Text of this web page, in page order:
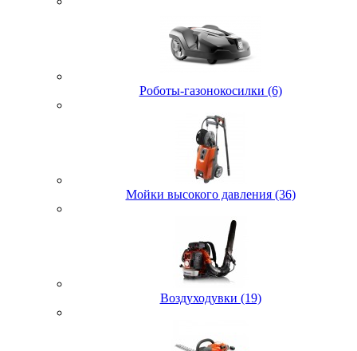
Роботы-газонокосилки (6)
Мойки высокого давления (36)
Воздуходувки (19)